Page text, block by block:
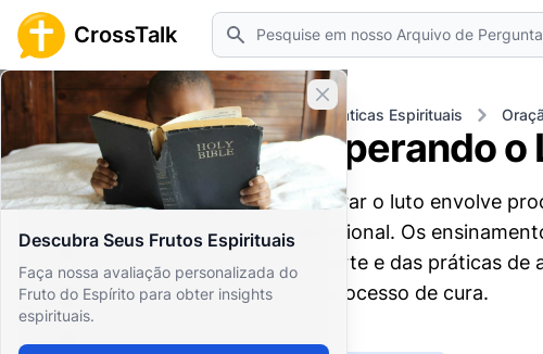
CrossTalk Pesquisar
Fechar banner
Descubra Seus Frutos Espirituais
Faça nossa avaliação personalizada do
Fruto do Espírito para obter insights
espirituais.
Home Arquivo de Perguntas Práticas Espirituais
Início
Arquivo de Perguntas
Nosso blog
Conteúdo Salvo
Perguntas Populares
Superando o
Superar o luto envolve
emocional. Os
a morte e das práticas
no processo de cura.